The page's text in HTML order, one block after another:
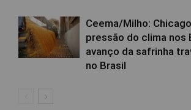
Ceema/Milho:
pressão do clima nos
avanço da safrinha
no Brasil